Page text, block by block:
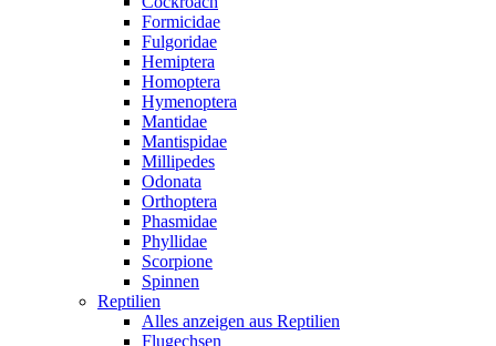
Formicidae
Fulgoridae
Hemiptera
Homoptera
Hymenoptera
Mantidae
Mantispidae
Millipedes
Odonata
Orthoptera
Phasmidae
Phyllidae
Scorpione
Spinnen
Reptilien
Alles anzeigen aus Reptilien
Flugechsen